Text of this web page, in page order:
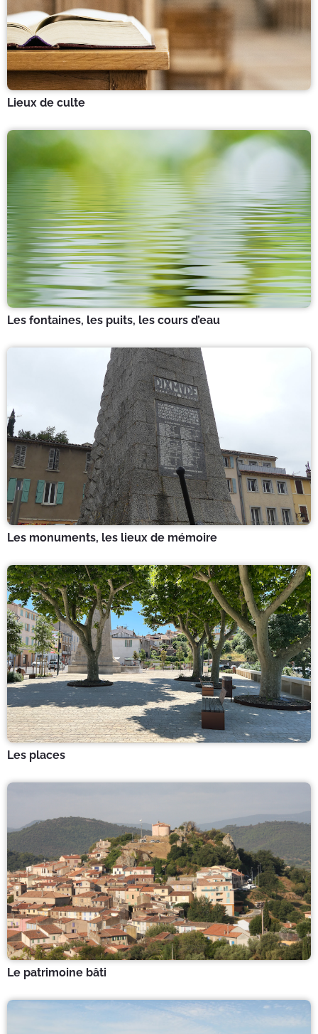
Lieux de culte
Les fontaines, les puits, les cours d’eau
Les monuments, les lieux de mémoire
Les places
Le patrimoine bâti